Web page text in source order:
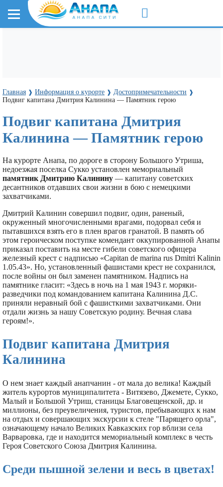
Главная ❱ Информация о курорте ❱ Достопримечательности ❱
Подвиг капитана Дмитрия Калинина — Памятник герою
Подвиг капитана Дмитрия
Калинина — Памятник герою
На курорте Анапа, по дороге в сторону Большого Утриша,
недоезжая поселка Сукко установлен мемориальный
памятник Дмитрию Калинину — капитану советских
десантников отдавших свои жизни в бою с немецкими
захватчиками.
Дмитрий Калинин совершил подвиг, один, раненый,
окруженный многочисленными врагами, подорвал себя и
пытавшихся взять его в плен врагов гранатой. В память об
этом героическом поступке комендант оккупированной Анапы
приказал поставить на месте гибели советского офицера
железный крест с надписью «Capitan de marina rus Dmitri Kalinin
1.05.43». Но, установленный фашистами крест не сохранился,
после войны он был заменен памятником. Надпись на
памятнике гласит: «Здесь в ночь на 1 мая 1943 г. моряки-
разведчики под командованием капитана Калинина Д.С.
приняли неравный бой с фашисткими захватчиками. Они
отдали жизнь за нашу Советскую родину. Вечная слава
героям!».
Подвиг капитана Дмитрия
Калинина
О нем знает каждый анапчанин - от мала до велика! Каждый
житель курортов муниципалитета - Витязево, Джемете, Сукко,
Малый и Большой Утриш, станицы Благовещенской, др. и
миллионы, без преувеличения, туристов, пребывающих к нам
на отдых и совершающих экскурсии к стеле "Парящего орла",
означающему начало Великих Кавказских гор вблизи села
Варваровка, где и находится мемориальный комплекс в честь
Героя Советского Союза Дмитрия Калинина.
Среди пышной зелени и весь в цветах!